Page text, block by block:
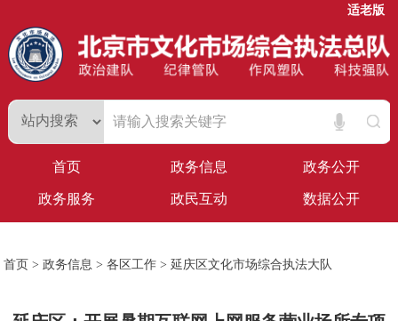
适老版
首页 政务信息 政务公开
政务服务 政民互动 数据公开
首页 >政务信息 >各区工作 > 延庆区文化市场综合执法大队